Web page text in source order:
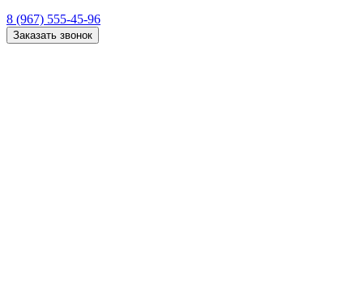
8 (967) 555-45-96
Заказать звонок